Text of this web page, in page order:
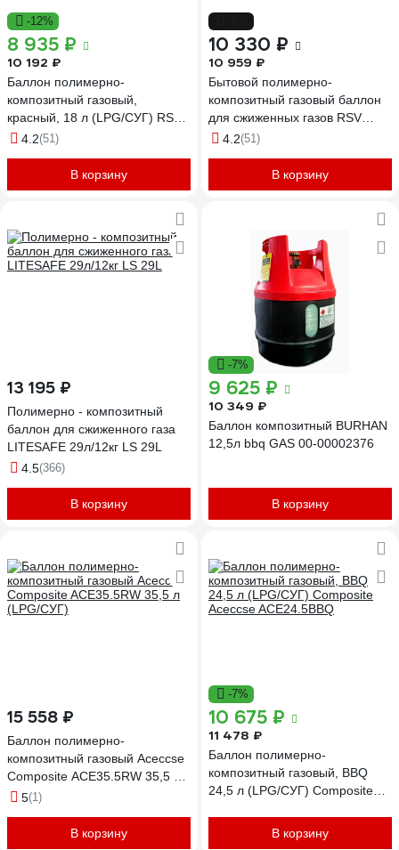
-12%
8 935 ₽
10 192 ₽
Баллон полимерно-
композитный газовый,
красный, 18 л (LPG/СУГ) RSV
COMPOSITE RSV18RED
4.2(51)
В корзину
10 330 ₽
10 959 ₽
Бытовой полимерно-
композитный газовый баллон
для сжиженных газов RSV
COMPOSITE 24,5 л К001
4.2(51)
В корзину
13 195 ₽
Полимерно - композитный
баллон для сжиженного газа
LITESAFE 29л/12кг LS 29L
4.5(366)
В корзину
-7%
9 625 ₽
10 349 ₽
Баллон композитный BURHAN
12,5л bbq GAS 00-00002376
В корзину
15 558 ₽
Баллон полимерно-
композитный газовый Aceccse
Composite ACE35.5RW 35,5 л
(LPG/СУГ)
5(1)
В корзину
-7%
10 675 ₽
11 478 ₽
Баллон полимерно-
композитный газовый, BBQ
24,5 л (LPG/СУГ) Composite
В корзину